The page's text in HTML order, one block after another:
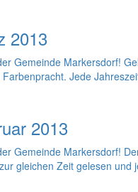
2013
Gemeinde Markersdorf!
Jede
2013
Gemeinde Markersdorf!
gleichen Zeit gelesen